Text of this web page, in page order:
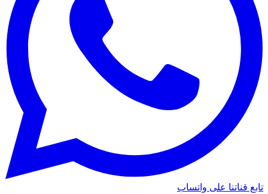
تابع قناتنا على واتساب